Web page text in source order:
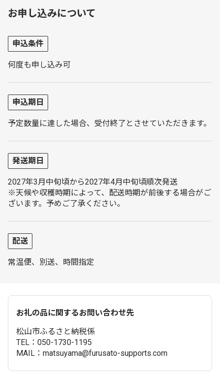
お申し込みについて
申込条件
何度も申し込み可
申込期日
予定数量に達した場合、受付終了とさせていただきます。
発送期日
2027年3月中旬頃から2027年4月中旬頃順次発送
※天候や収穫時期によって、配送時期が前後する場合がご
ざいます。予めご了承ください。
配送
常温便、別送、時間指定
お礼の品に関するお問い合わせ先
松山市ふるさと納税係
TEL：050-1730-1195
MAIL：matsuyama@furusato-supports.com